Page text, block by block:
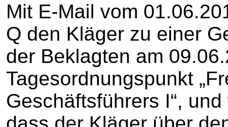
Mit E-Mail vom
Q den Kläger zu einer
der Beklagten am
Tagesordnungspunkt
Geschäftsführers I“,